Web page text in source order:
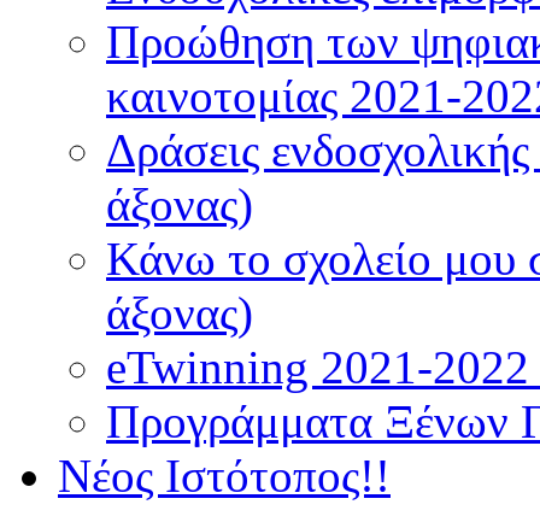
Προώθηση των
καινοτομίας 2021-
Δράσεις
άξονας)
Κάνω το σχολείο μου
άξονας)
eTwinning 2021-
Προγράμματα Ξένων
Νέος Ιστότοπος!!